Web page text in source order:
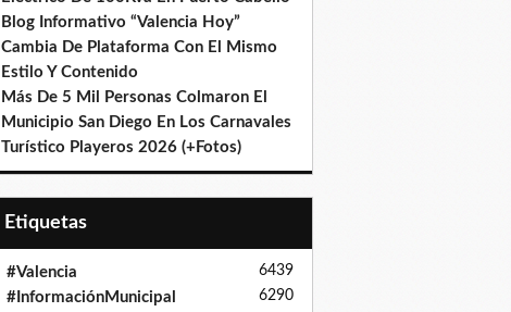
Blog Informativo “Valencia Hoy”
Cambia De Plataforma Con El Mismo
Estilo Y Contenido
Más De 5 Mil Personas Colmaron El
Municipio San Diego En Los Carnavales
Turístico Playeros 2026 (+Fotos)
Etiquetas
#Valencia 6439
#InformaciónMunicipal 6290